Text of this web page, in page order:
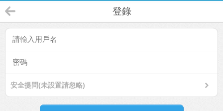
登錄
安全提問(未設置請忽略)